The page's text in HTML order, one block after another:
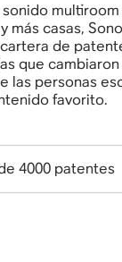
multiroom
más casas,
de
que
las personas
favorito.
4000 patentes